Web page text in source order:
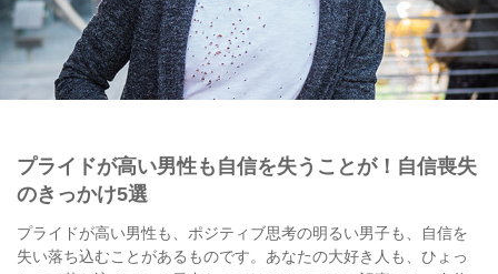
プライドが高い男性も自信を失うことが！自信喪失
のきっかけ5選
プライドが高い男性も、ポジティブ思考の明るい男子も、自信を
失い落ち込むことがあるものです。あなたの大好き人も、ひょっ